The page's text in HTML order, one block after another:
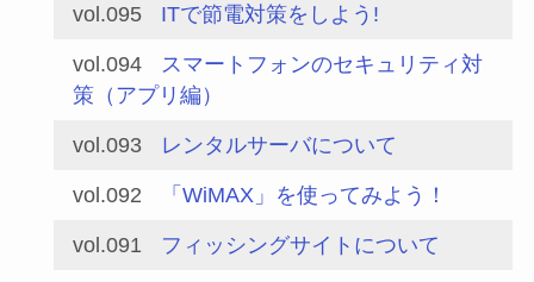
vol.095 ITで節電対策をしよう!
vol.094
スマートフォンのセキュリティ対
策（アプリ編）
vol.093 レンタルサーバについて
vol.092 「WiMAX」を使ってみよう！
vol.091 フィッシングサイトについて